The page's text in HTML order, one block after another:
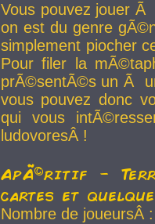
Vous pouvez jouer
on est du genre
simplement piocher
Pour filer la
prÃ©sentÃ©s un Ã
vous pouvez donc
qui vous
ludovoresÂ !
ApÃ©ritif -
cartes et
Nombre de